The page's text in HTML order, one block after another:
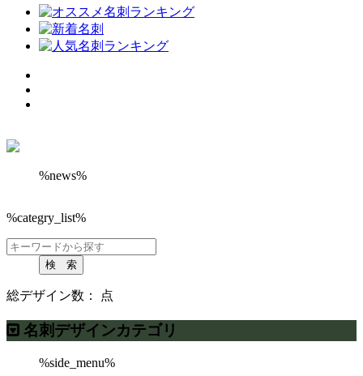
%news%
%categry_list%
検 索
総デザイン数： 点
名刺デザインカテゴリ
%side_menu%